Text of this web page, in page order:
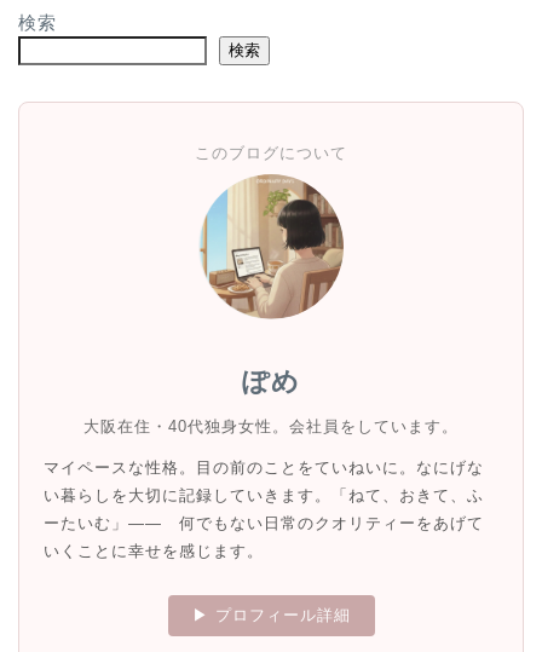
検索
検索
このブログについて
ぽめ
大阪在住・40代独身女性。会社員をしています。
マイペースな性格。目の前のことをていねいに。なにげな
い暮らしを大切に記録していきます。「ねて、おきて、ふ
ーたいむ」—— 何でもない日常のクオリティーをあげて
いくことに幸せを感じます。
▶ プロフィール詳細